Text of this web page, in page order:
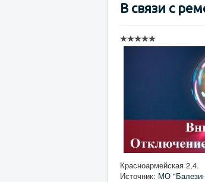
В связи с
Красноармейская 2,4.
Источник: МО